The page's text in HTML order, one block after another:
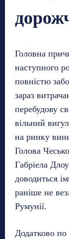
Головна
наступного
повністю
зараз
перебудову
вільний
на ринку
Голова
Габріела
доводиться
раніше не
Румунії.
Додатково